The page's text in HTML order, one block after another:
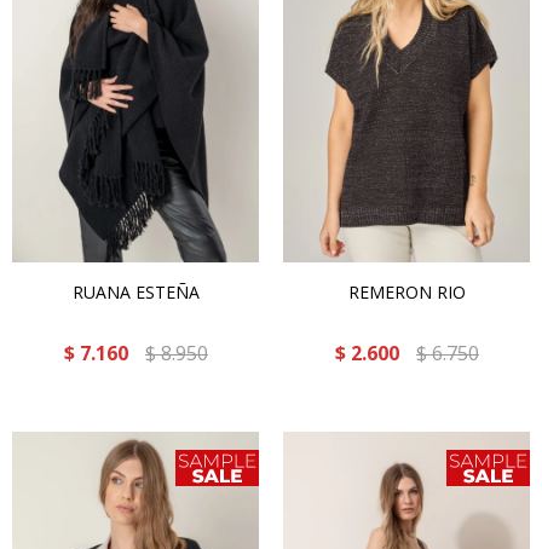
RUANA ESTEÑA
$ 7.160 $8.950
REMERON RIO
$ 2.600 $6.750